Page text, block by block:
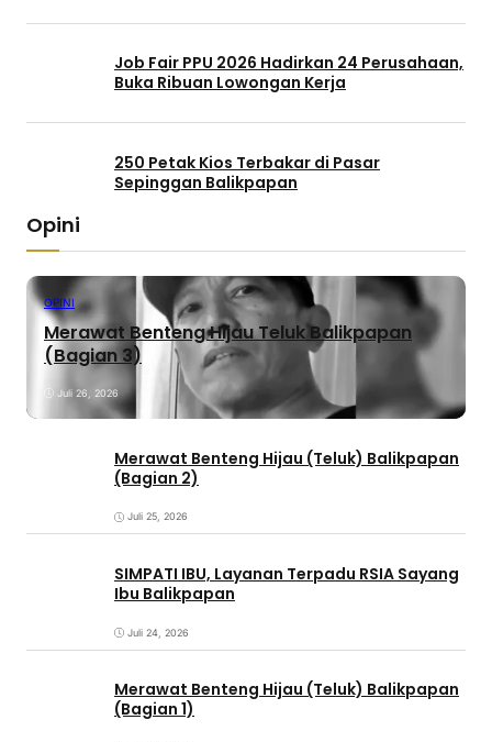
Job Fair PPU 2026 Hadirkan 24 Perusahaan,
Buka Ribuan Lowongan Kerja
250 Petak Kios Terbakar di Pasar
Sepinggan Balikpapan
Opini
OPINI
Merawat Benteng Hijau Teluk Balikpapan
(Bagian 3)
Juli 26, 2026
Merawat Benteng Hijau (Teluk) Balikpapan
(Bagian 2)
Juli 25, 2026
SIMPATI IBU, Layanan Terpadu RSIA Sayang
Ibu Balikpapan
Juli 24, 2026
Merawat Benteng Hijau (Teluk) Balikpapan
(Bagian 1)